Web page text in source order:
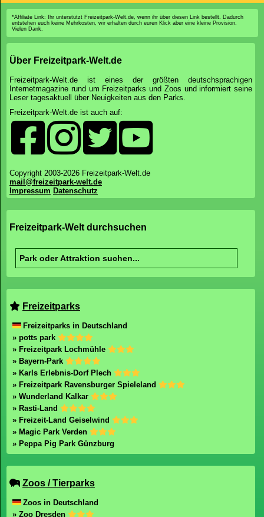
*Affiliate Link: Ihr unterstützt Freizeitpark-Welt.de, wenn ihr über diesen Link bestellt. Dadurch
entstehen euch keine Mehrkosten, wir erhalten durch euren Klick aber eine kleine Provision.
Vielen Dank.
Über Freizeitpark-Welt.de
Freizeitpark-Welt.de ist eines der größten deutschsprachigen
Internetmagazine rund um Freizeitparks und Zoos und informiert seine
Leser tagesaktuell über Neuigkeiten aus den Parks.
Freizeitpark-Welt.de ist auch auf:
Copyright 2003-2026 Freizeitpark-Welt.de
mail@freizeitpark-welt.de
Impressum Datenschutz
Freizeitpark-Welt durchsuchen
Freizeitparks
Freizeitparks in Deutschland
» potts park
» Freizeitpark Lochmühle
» Bayern-Park
» Karls Erlebnis-Dorf Plech
» Freizeitpark Ravensburger Spieleland
» Wunderland Kalkar
» Rasti-Land
» Freizeit-Land Geiselwind
» Magic Park Verden
» Peppa Pig Park Günzburg
Zoos / Tierparks
Zoos in Deutschland
» Zoo Dresden